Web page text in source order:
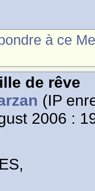
à ce
de rêve
(IP
2006 :